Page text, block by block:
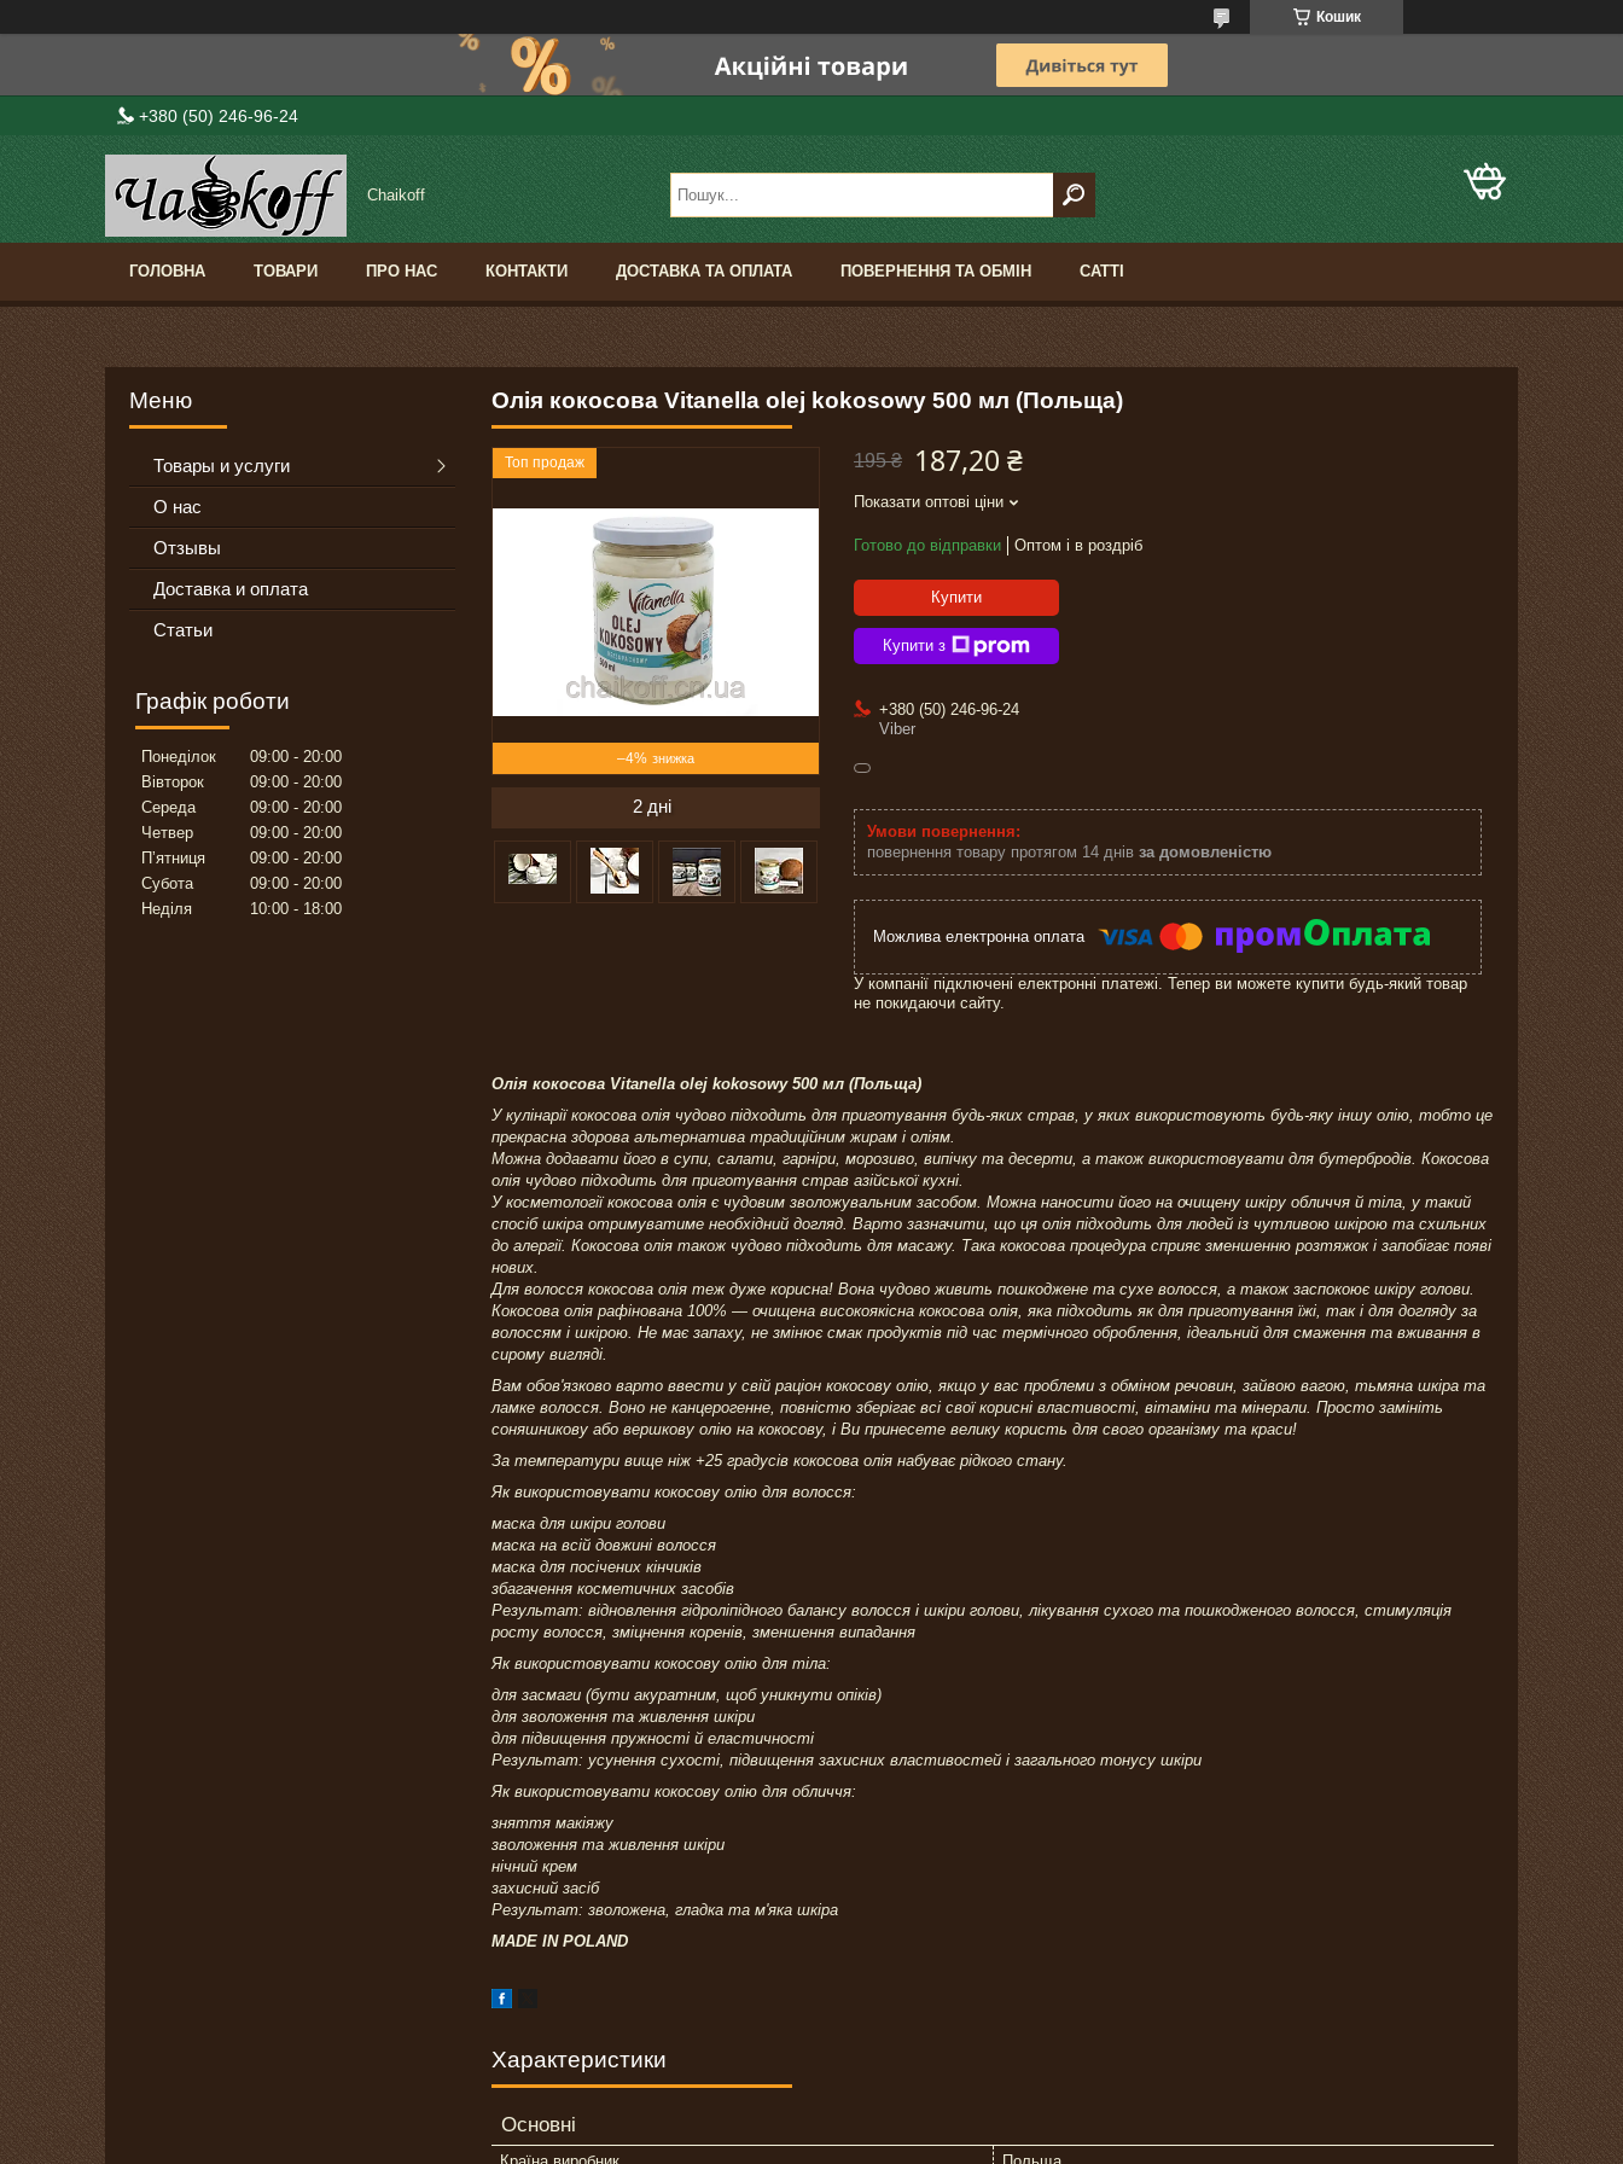
Кошик
+380 (50) 246-96-24
Сhaikoff
ГОЛОВНА ТОВАРИ ПРО НАС КОНТАКТИ ДОСТАВКА ТА ОПЛАТА ПОВЕРНЕННЯ ТА ОБМІН САТТІ
Олія кокосова Vitanella olej kokosowy 500 мл (Польща)
–4%
Топ продаж
2 дні
195 ₴ 187,20 ₴
Показати оптові ціни
Готово до відправки Оптом і в роздріб
Купити
Купити з
+380 (50) 246-96-24
Viber
повернення товару протягом 14 днів за домовленістю
У компанії підключені електронні платежі. Тепер ви можете купити будь-який товар
не покидаючи сайту.
Олія кокосова Vitanella olej kokosowy 500 мл (Польща)
У кулінарії кокосова олія чудово підходить для приготування будь-яких страв, у яких використовують будь-яку іншу олію, тобто це
прекрасна здорова альтернатива традиційним жирам і оліям.
Можна додавати його в супи, салати, гарніри, морозиво, випічку та десерти, а також використовувати для бутербродів. Кокосова
олія чудово підходить для приготування страв азійської кухні.
У косметології кокосова олія є чудовим зволожувальним засобом. Можна наносити його на очищену шкіру обличчя й тіла, у такий
спосіб шкіра отримуватиме необхідний догляд. Варто зазначити, що ця олія підходить для людей із чутливою шкірою та схильних
до алергії. Кокосова олія також чудово підходить для масажу. Така кокосова процедура сприяє зменшенню розтяжок і запобігає появі
нових.
Для волосся кокосова олія теж дуже корисна! Вона чудово живить пошкоджене та сухе волосся, а також заспокоює шкіру голови.
Кокосова олія рафінована 100% — очищена високоякісна кокосова олія, яка підходить як для приготування їжі, так і для догляду за
волоссям і шкірою. Не має запаху, не змінює смак продуктів під час термічного оброблення, ідеальний для смаження та вживання в
сирому вигляді.
Вам обов'язково варто ввести у свій раціон кокосову олію, якщо у вас проблеми з обміном речовин, зайвою вагою, тьмяна шкіра та
ламке волосся. Воно не канцерогенне, повністю зберігає всі свої корисні властивості, вітаміни та мінерали. Просто замініть
соняшникову або вершкову олію на кокосову, і Ви принесете велику користь для свого організму та краси!
За температури вище ніж +25 градусів кокосова олія набуває рідкого стану.
Як використовувати кокосову олію для волосся:
маска для шкіри голови
маска на всій довжині волосся
маска для посічених кінчиків
збагачення косметичних засобів
Результат: відновлення гідроліпідного балансу волосся і шкіри голови, лікування сухого та пошкодженого волосся, стимуляція
росту волосся, зміцнення коренів, зменшення випадання
Як використовувати кокосову олію для тіла:
для засмаги (бути акуратним, щоб уникнути опіків)
для зволоження та живлення шкіри
для підвищення пружності й еластичності
Результат: усунення сухості, підвищення захисних властивостей і загального тонусу шкіри
Як використовувати кокосову олію для обличчя:
зняття макіяжу
зволоження та живлення шкіри
нічний крем
захисний засіб
Результат: зволожена, гладка та м'яка шкіра
MADE IN POLAND
Характеристики
Основні
Товары и услуги
О нас
Отзывы
Доставка и оплата
Статьи
Графік роботи
Понеділок 09:00
20:00
Вівторок
09:00
20:00
Середа
09:00
20:00
Четвер
09:00
20:00
Пʼятниця
09:00
20:00
Субота
09:00
20:00
Неділя
10:00 18:00